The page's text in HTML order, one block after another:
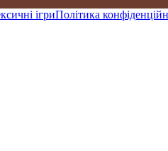
ігриПолітика